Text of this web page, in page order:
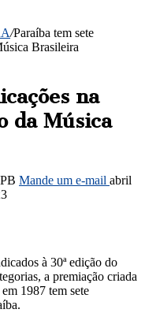
/Paraíba tem sete
Brasileira
na
da Música
Mande um e-mail abril
à 30ª edição do
a premiação criada
1987 tem sete